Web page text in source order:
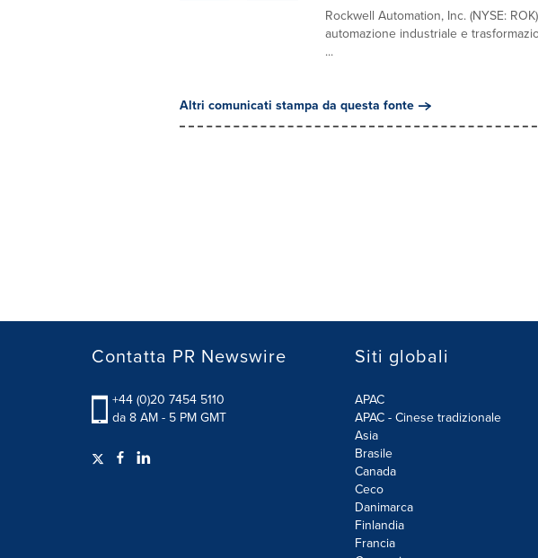
Rockwell Automation, Inc. (NYSE:
automazione industriale e
...
Altri comunicati stampa da questa fonte
Contatta PR Newswire
+44 (0)20 7454 5110
da 8 AM - 5 PM GMT
Siti globali
APAC
APAC - Cinese tradizionale
Asia
Brasile
Canada
Ceco
Danimarca
Finlandia
Francia